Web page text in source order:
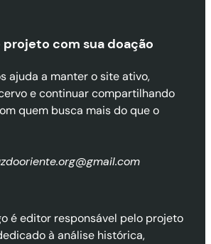
com sua doação
ajuda a manter o site ativo,
e continuar compartilhando
quem busca mais do que o
é editor responsável pelo projeto
à análise histórica,